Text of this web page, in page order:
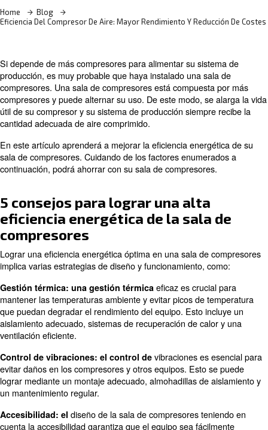
Home
Blog
Eficiencia Del Compresor De Aire: Mayor Rendimiento Y
Si depende de más compresores para alimentar su
producción, es muy probable que haya instalado una
compresores y puede alternar su uso. De este modo,
útil de su compresor y su sistema de producción
cantidad adecuada de aire comprimido.
En este artículo aprenderá a mejorar la eficiencia
sala de compresores. Cuidando de los factores
continuación, podrá ahorrar con su sala de
5 consejos para lograr una alta
eficiencia energética de la sala
compresores
Lograr una eficiencia energética óptima en una sala de
implica varias estrategias de diseño y funcionamiento,